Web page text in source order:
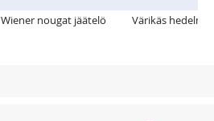
Wiener nougat jäätelö Värikäs